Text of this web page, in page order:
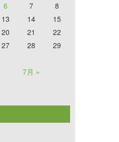
7月 »
6 7
8
13 14
15
20 21
22
27 28
29